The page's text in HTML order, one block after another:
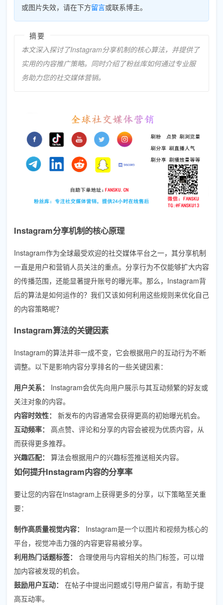
或图片失效，请在下方留言或联系博主。
摘要
本文深入探讨了Instagram分享机制的核心算法，并提供了
实用的内容推广策略。同时介绍了粉丝库如何通过专业服
务助力您的社交媒体营销。
Instagram分享机制的核心原理
Instagram作为全球最受欢迎的社交媒体平台之一，其分享机制
一直是用户和营销人员关注的重点。分享行为不仅能够扩大内容
的传播范围，还能显著提升账号的曝光率。那么，Instagram背
后的算法是如何运作的？我们又该如何利用这些规则来优化自己
的内容策略呢？
Instagram算法的关键因素
Instagram的算法并非一成不变，它会根据用户的互动行为不断
调整。以下是影响内容分享排名的一些关键因素：
用户关系：
Instagram会优先向用户展示与其互动频繁的好友或
关注对象的内容。
内容时效性：
新发布的内容通常会获得更高的初始曝光机会。
互动频率：
高点赞、评论和分享的内容会被视为优质内容，从
而获得更多推荐。
兴趣匹配：
算法会根据用户的兴趣标签推送相关内容。
如何提升Instagram内容的分享率
要让您的内容在Instagram上获得更多的分享，以下策略至关重
要：
制作高质量视觉内容：
Instagram是一个以图片和视频为核心的
平台，视觉冲击力强的内容更容易被分享。
利用热门话题标签：
合理使用与内容相关的热门标签，可以增
加内容被发现的机会。
鼓励用户互动：
在帖子中提出问题或引导用户留言，有助于提
高互动率。